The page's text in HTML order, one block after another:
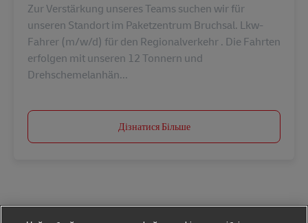
Zur Verstärkung unseres Teams suchen wir für
unseren Standort im Paketzentrum Bruchsal. Lkw-
Fahrer (m/w/d) für den Regionalverkehr . Die Fahrten
erfolgen mit unseren 12 Tonnern und
Drehschemelanhän...
Дізнатися Більше